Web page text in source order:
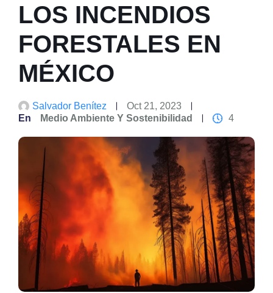
LOS INCENDIOS
FORESTALES EN
MÉXICO
Salvador Benítez
Oct 21, 2023
En
Medio Ambiente Y Sostenibilidad 4